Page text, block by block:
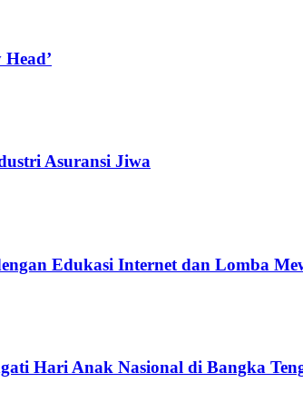
Asuransi Jiwa
Edukasi Internet dan Lomba
Hari Anak Nasional di Bangka